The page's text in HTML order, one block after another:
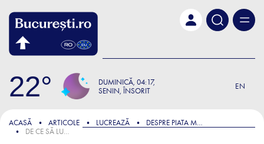
22 DUMINICĂ 04:17
SENIN, ÎNSORIT
EN
FOCUS
ACASĂ ARTICOLE LUCREAZĂ
DESPRE PIATA MUNCII
DE CE SĂ LUCREZI ÎNTR-O MULTINAȚIONALĂ DIN BUCUREȘTI. CELE MAI MARI AVANTAJE